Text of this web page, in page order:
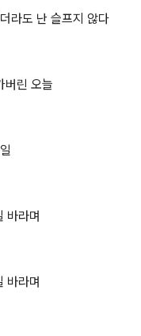
라도 난 슬프지 않다
버린 오늘
바라며
바라며